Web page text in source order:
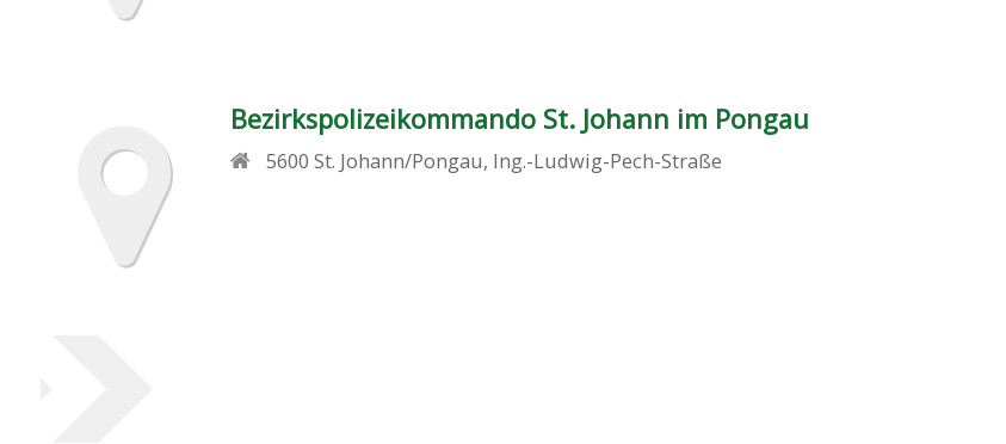
Bezirkspolizeikommando St. Johann im Pongau
5600 St. Johann/Pongau, Ing.-Ludwig-Pech-Straße